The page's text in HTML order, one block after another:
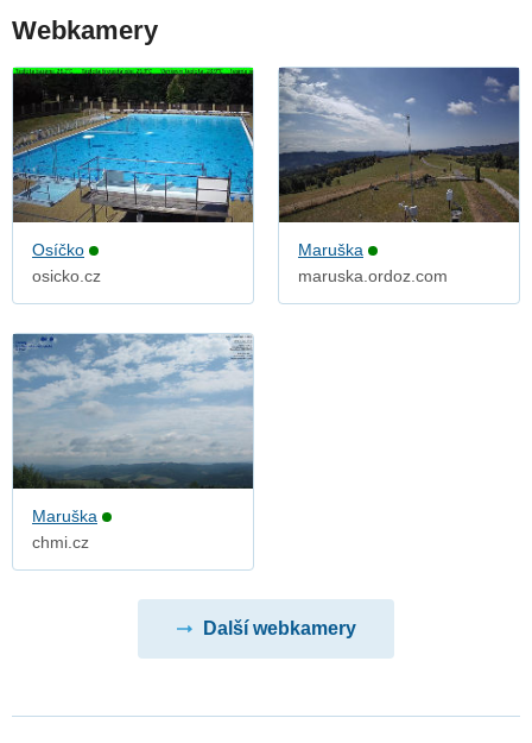
Webkamery
Osíčko
osicko.cz
Maruška
maruska.ordoz.com
Maruška
chmi.cz
Další webkamery